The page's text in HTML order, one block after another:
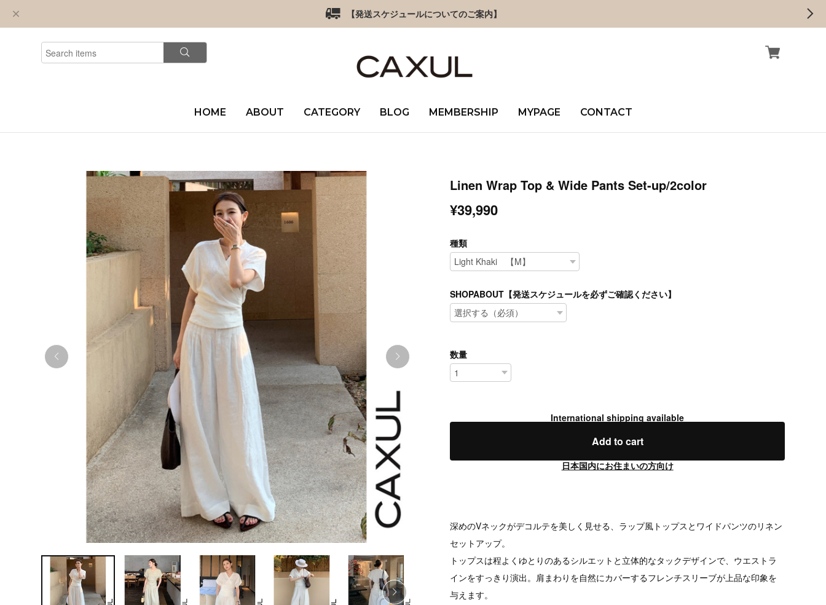
【発送スケジュールについてのご案内】
HOME ABOUT CATEGORY BLOG MEMBERSHIP MYPAGE CONTACT
Linen Wrap Top & Wide Pants Set-up/2color
¥39,990
種類
SHOPABOUT【発送スケジュールを必ずご確認ください】
数量
International shipping available
Add to cart
日本国内にお住まいの方向け
深めのVネックがデコルテを美しく見せる、ラップ風トップスとワイドパンツのリネン
セットアップ。
トップスは程よくゆとりのあるシルエットと立体的なタックデザインで、ウエストラ
インをすっきり演出。肩まわりを自然にカバーするフレンチスリーブが上品な印象を
与えます。